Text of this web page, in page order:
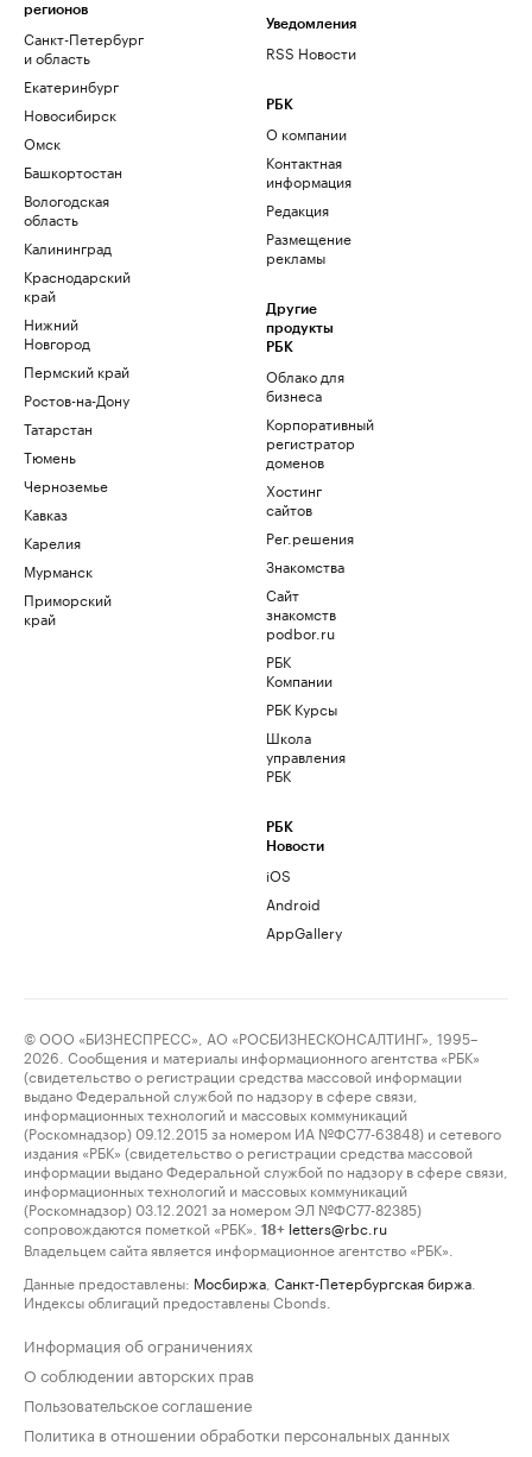
регионов
Санкт-Петербург
и область
Екатеринбург
Новосибирск
Омск
Башкортостан
Вологодская
область
Калининград
Краснодарский
край
Нижний
Новгород
Пермский край
Ростов-на-Дону
Татарстан
Тюмень
Черноземье
Кавказ
Карелия
Мурманск
Приморский
край
Уведомления
RSS Новости
РБК
О компании
Контактная
информация
Редакция
Размещение
рекламы
Другие
продукты
РБК
Облако для
бизнеса
Корпоративный
регистратор
доменов
Хостинг
сайтов
Рег.решения
Знакомства
Сайт
знакомств
podbor.ru
РБК
Компании
РБК Курсы
Школа
управления
РБК
РБК
Новости
iOS
Android
AppGallery
© ООО «БИЗНЕСПРЕСС», АО «РОСБИЗНЕСКОНСАЛТИНГ», 1995–
2026. Сообщения и материалы информационного агентства «РБК»
(свидетельство о регистрации средства массовой информации
выдано Федеральной службой по надзору в сфере связи,
информационных технологий и массовых коммуникаций
(Роскомнадзор) 09.12.2015 за номером ИА №ФС77-63848) и сетевого
издания «РБК» (свидетельство о регистрации средства массовой
информации выдано Федеральной службой по надзору в сфере связи,
информационных технологий и массовых коммуникаций
(Роскомнадзор) 03.12.2021 за номером ЭЛ №ФС77-82385)
сопровождаются пометкой «РБК».
18+ letters@rbc.ru
Владельцем сайта является информационное агентство «РБК».
Данные предоставлены: Мосбиржа Санкт-Петербургская биржа
Индексы облигаций предоставлены Cbonds.
Информация об ограничениях
О соблюдении авторских прав
Пользовательское соглашение
Политика в отношении обработки персональных данных